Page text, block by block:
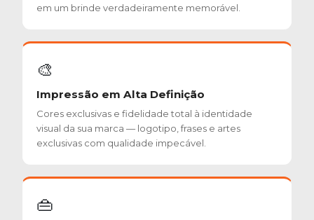
em um brinde verdadeiramente memorável.
🎨
Impressão em Alta Definição
Cores exclusivas e fidelidade total à identidade
visual da sua marca — logotipo, frases e artes
exclusivas com qualidade impecável.
👜